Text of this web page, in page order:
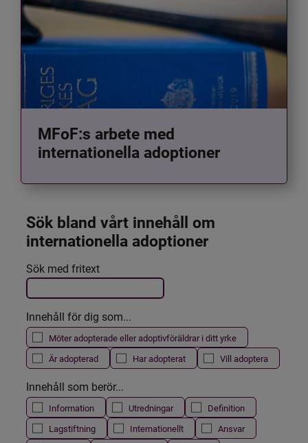
MFoF:s arbete med
internationella adoptioner
Sök bland vårt innehåll om
internationella adoptioner
Filtrera resultatet
Det här formuläret postas automatiskt
Sök med fritext
Innehåll för dig som...
Möter adopterade eller adoptivföräldrar i ditt yrke
Är adopterad
Har adopterat Vill adoptera
Innehåll som berör...
Information Utredningar
Definition
Lagstiftning
Internationellt
Ansvar